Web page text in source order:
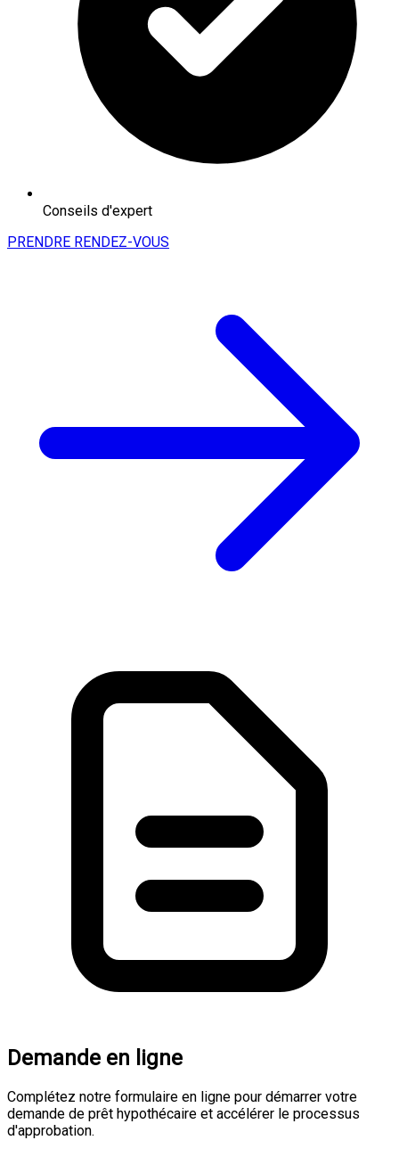
Conseils d'expert
PRENDRE RENDEZ-VOUS
Demande en ligne
Complétez notre formulaire en ligne pour démarrer votre
demande de prêt hypothécaire et accélérer le processus
d'approbation.